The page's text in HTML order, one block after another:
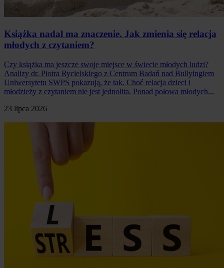
Książka nadal ma znaczenie. Jak zmienia się relacja
młodych z czytaniem?
Czy książka ma jeszcze swoje miejsce w świecie młodych ludzi?
Analizy dr. Piotra Rycielskiego z Centrum Badań nad Bullyingiem
Uniwersytetu SWPS pokazują, że tak. Choć relacja dzieci i
młodzieży z czytaniem nie jest jednolita. Ponad połowa młodych...
23 lipca 2026